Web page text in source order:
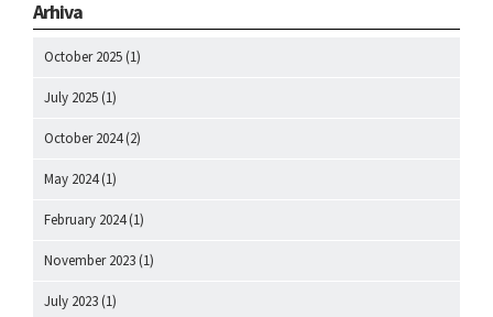
Arhiva
October 2025 (1)
July 2025 (1)
October 2024(2)
May 2024(1)
February 2024(1)
November 2023 (1)
July 2023 (1)